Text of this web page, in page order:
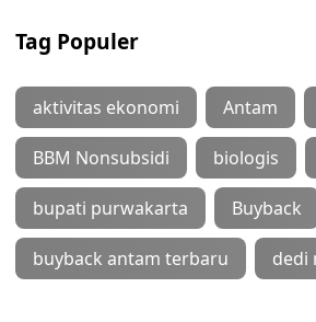
Tag Populer
aktivitas ekonomi Antam
BBM Nonsubsidi biologis
bupati purwakarta Buyback
buyback antam terbaru dedi